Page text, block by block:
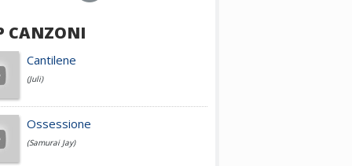
Achille Lauro
Cesare Cremonini
CANZONI
Cantilene
(Juli)
Ossessione
(Samurai Jay)